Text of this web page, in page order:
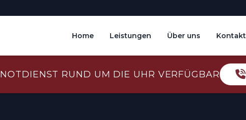
Home Leistungen Über uns Kontakt
NOTDIENST RUND UM DIE UHR VERFÜGBAR